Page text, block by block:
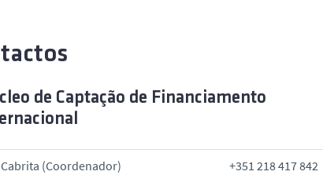
de Captação de Financiamento
(Coordenador) +351 218 417 842